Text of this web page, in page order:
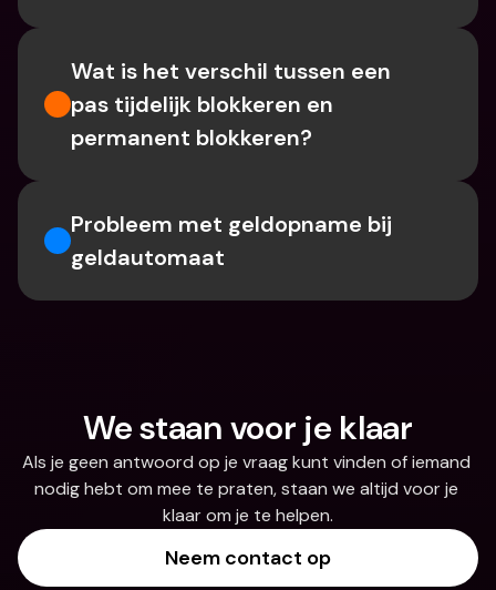
Wat is het verschil tussen een
pas tijdelijk blokkeren en
permanent blokkeren?
Probleem met geldopname bij
geldautomaat
We staan voor je klaar
Als je geen antwoord op je vraag kunt vinden of iemand
nodig hebt om mee te praten, staan we altijd voor je
klaar om je te helpen.
Neem contact op